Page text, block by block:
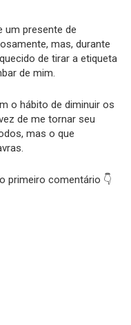
um presente de
mas, durante
de tirar a etiqueta
de mim.
o hábito de diminuir os
de me tornar seu
mas o que
primeiro comentário 👇